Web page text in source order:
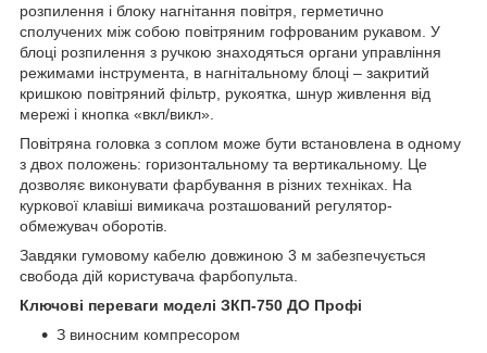
розпилення і блоку нагнітання повітря, герметично
сполучених між собою повітряним гофрованим рукавом. У
блоці розпилення з ручкою знаходяться органи управління
режимами інструмента, в нагнітальному блоці – закритий
кришкою повітряний фільтр, рукоятка, шнур живлення від
мережі і кнопка «вкл/викл».
Повітряна головка з соплом може бути встановлена в одному
з двох положень: горизонтальному та вертикальному. Це
дозволяє виконувати фарбування в різних техніках. На
куркової клавіші вимикача розташований регулятор-
обмежувач оборотів.
Завдяки гумовому кабелю довжиною 3 м забезпечується
свобода дій користувача фарбопульта.
Ключові переваги моделі ЗКП-750 ДО Профі
З виносним компресором